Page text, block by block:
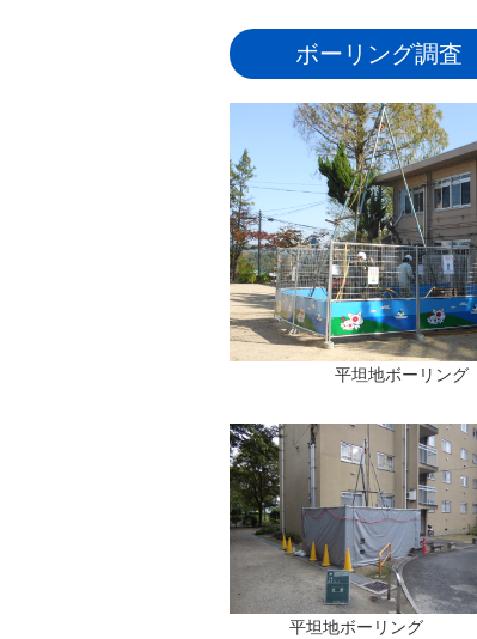
ボーリング調査
平坦地ボーリング
平坦地ボーリング